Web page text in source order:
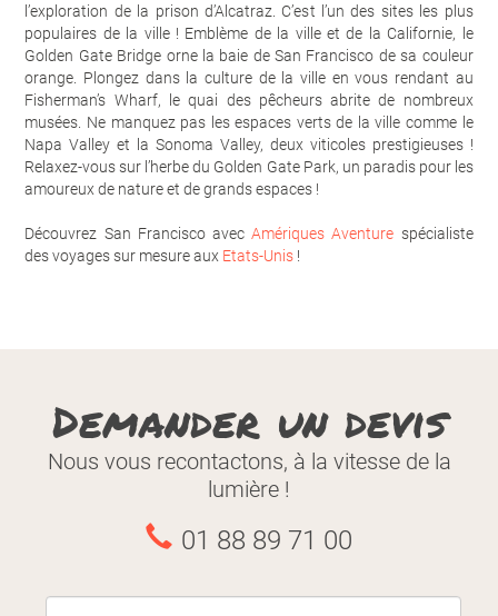
l’exploration de la prison d’Alcatraz. C’est l’un des sites les plus
populaires de la ville ! Emblème de la ville et de la Californie, le
Golden Gate Bridge orne la baie de San Francisco de sa couleur
orange. Plongez dans la culture de la ville en vous rendant au
Fisherman’s Wharf, le quai des pêcheurs abrite de nombreux
musées. Ne manquez pas les espaces verts de la ville comme le
Napa Valley et la Sonoma Valley, deux viticoles prestigieuses !
Relaxez-vous sur l’herbe du Golden Gate Park, un paradis pour les
amoureux de nature et de grands espaces !
Découvrez San Francisco avecAmériques Aventure spécialiste
des voyages sur mesure aux Etats-Unis !
Demander un devis
Nous vous recontactons, à la vitesse de la
lumière !
01 88 89 71 00